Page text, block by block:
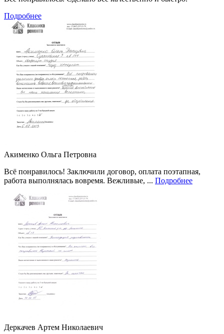
Подробнее
Акименко Ольга Петровна
Всё понравилось! Заключили договор, оплата поэтапная,
работа выполнялась вовремя. Вежливые, ... Подробнее
Деркачев Артем Николаевич